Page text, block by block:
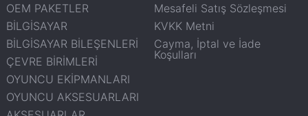
OEM PAKETLER
BİLGİSAYAR
BİLGİSAYAR BİLEŞENLERİ
ÇEVRE BİRİMLERİ
OYUNCU EKİPMANLARI
OYUNCU AKSESUARLARI
Mesafeli Satış Sözleşmesi
KVKK Metni
Cayma, İptal ve İade
Koşulları